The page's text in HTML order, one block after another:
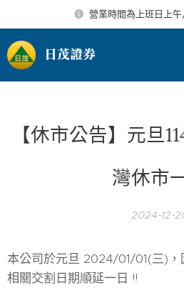
營業時間為上班日上
日茂證券
【休市公告】元旦
灣休市
2024-12-
本公司於元旦 2024/01/01(三)，
相關交割日期順延一日 !!